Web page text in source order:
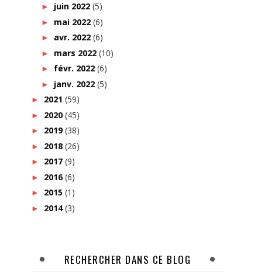
► juin 2022 (5)
► mai 2022 (6)
► avr. 2022 (6)
► mars 2022 (10)
► févr. 2022 (6)
► janv. 2022 (5)
► 2021 (59)
► 2020 (45)
► 2019(38)
► 2018 (26)
► 2017 (9)
► 2016(6)
► 2015 (1)
► 2014(3)
RECHERCHER DANS CE BLOG